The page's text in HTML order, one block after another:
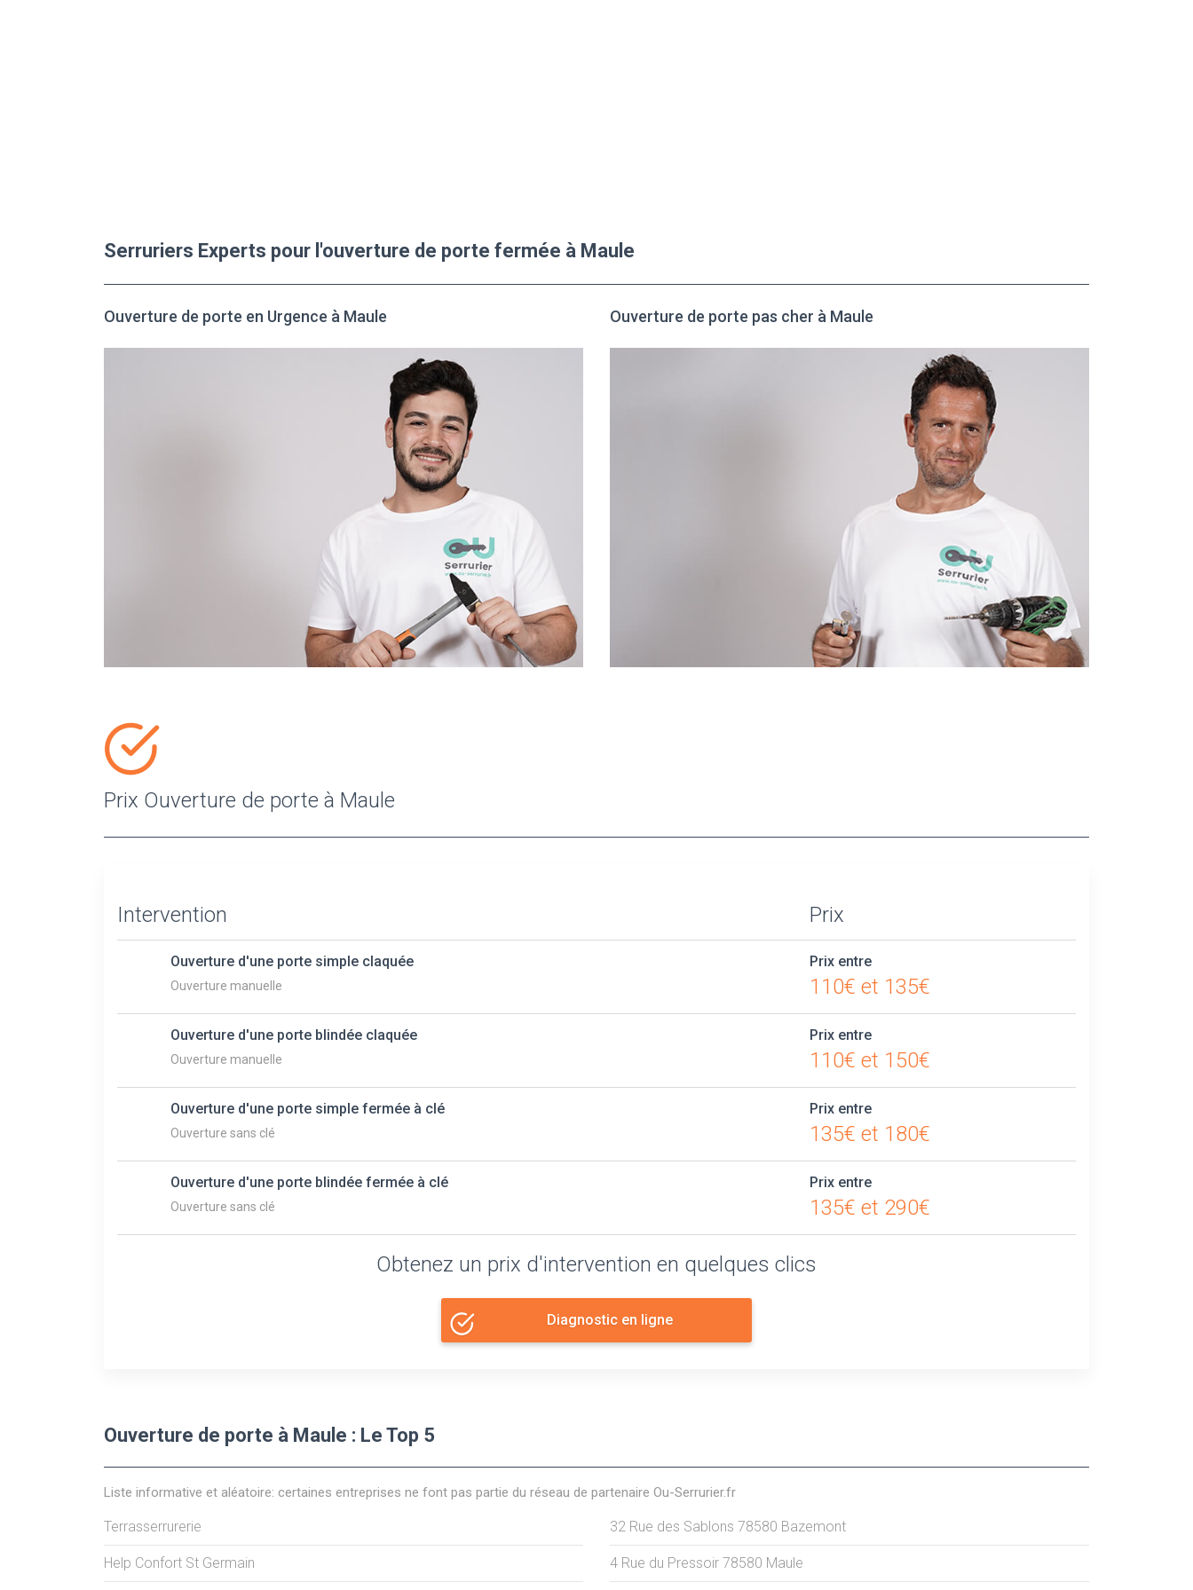
Serruriers Experts pour l'ouverture de porte fermée à Maule
Ouverture de porte en Urgence à Maule Ouverture de porte pas cher à Maule
Prix Ouverture de porte à Maule
Intervention Prix
Ouverture d'une porte simple claquée
Ouverture manuelle
Prix entre
110€ et 135€
Ouverture d'une porte blindée claquée
Ouverture manuelle
Prix entre
110€ et 150€
Ouverture d'une porte simple fermée à clé
Ouverture sans clé
Prix entre
135€ et 180€
Ouverture d'une porte blindée fermée à clé
Ouverture sans clé
Prix entre
135€ et 290€
Obtenez un prix d'intervention en quelques clics
Diagnostic en ligne
Ouverture de porte à Maule : Le Top 5
Liste informative et aléatoire: certaines entreprises ne font pas partie du réseau de partenaire Ou-Serrurier.fr
Terrasserrurerie 32 Rue des Sablons 78580 Bazemont
Help Confort St Germain 4 Rue du Pressoir 78580 Maule